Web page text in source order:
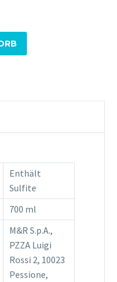
Enthält
Sulfite
700 ml
M&R S.p.A.,
PZZA Luigi
Rossi 2, 10023
Pessione,